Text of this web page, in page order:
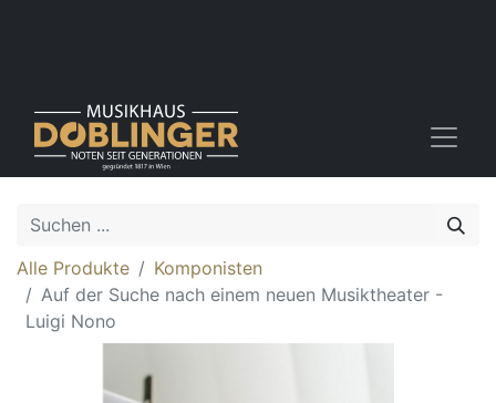
Alle Produkte
Komponisten
Auf der Suche nach einem neuen Musiktheater -
Luigi Nono